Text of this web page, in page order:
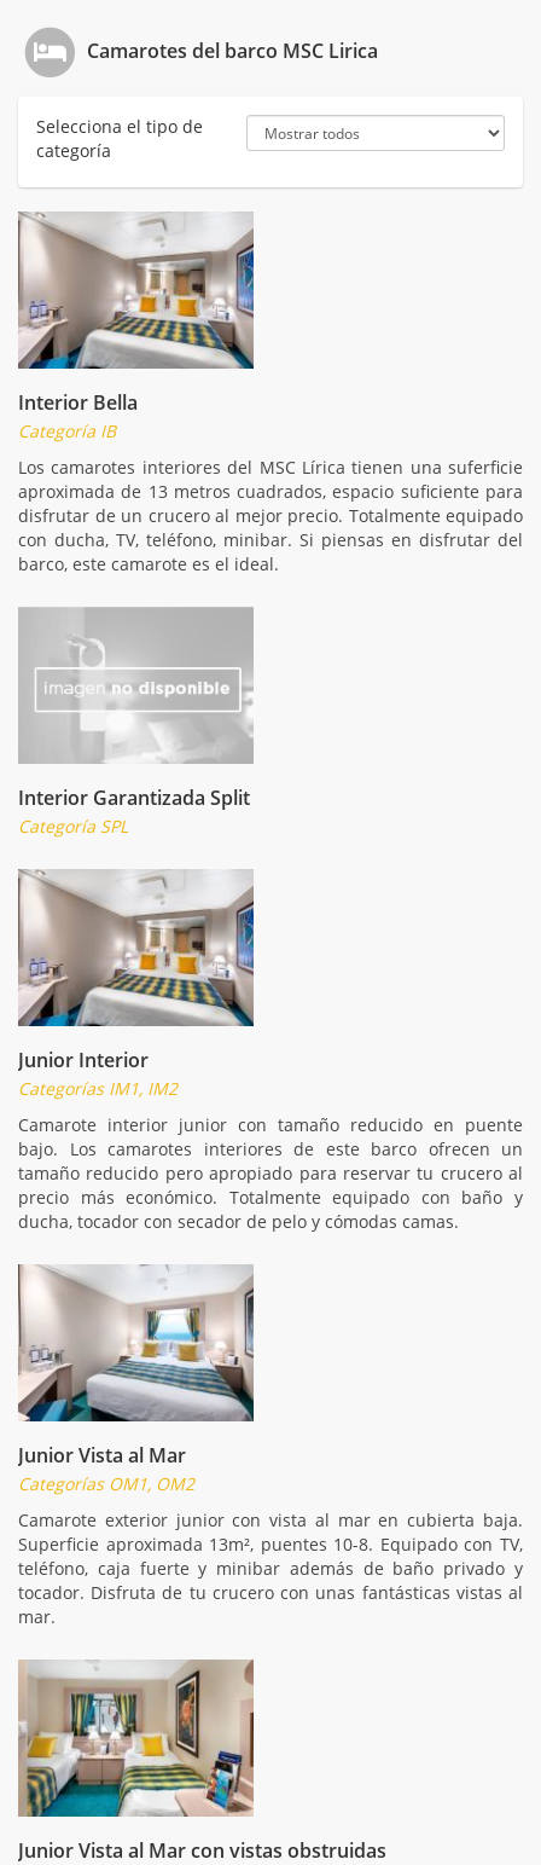
Camarotes del barco MSC Lirica
Selecciona el tipo de
categoría
Interior Bella
Categoría IB
Los camarotes interiores del MSC Lírica tienen una suferficie
aproximada de 13 metros cuadrados, espacio suficiente para
disfrutar de un crucero al mejor precio. Totalmente equipado
con ducha, TV, teléfono, minibar. Si piensas en disfrutar del
barco, este camarote es el ideal.
Interior Garantizada Split
Categoría SPL
Junior Interior
Categorías IM1, IM2
Camarote interior junior con tamaño reducido en puente
bajo. Los camarotes interiores de este barco ofrecen un
tamaño reducido pero apropiado para reservar tu crucero al
precio más económico. Totalmente equipado con baño y
ducha, tocador con secador de pelo y cómodas camas.
Junior Vista al Mar
Categorías OM1, OM2
Camarote exterior junior con vista al mar en cubierta baja.
Superficie aproximada 13m², puentes 10-8. Equipado con TV,
teléfono, caja fuerte y minibar además de baño privado y
tocador. Disfruta de tu crucero con unas fantásticas vistas al
mar.
Junior Vista al Mar con vistas obstruidas